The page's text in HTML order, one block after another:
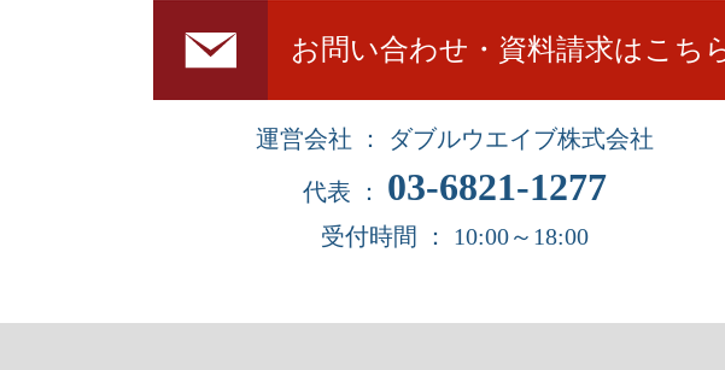
お問い合わせ・資料請求はこち
運営会社 ： ダブルウエイブ株式会社
代表 ： 03-6821-1277
受付時間 ： 10:00～18:00